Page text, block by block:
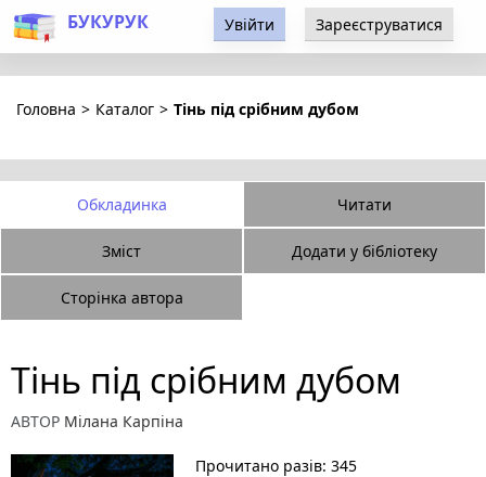
БУКУРУК Увійти Зареєструватися
Головна > Каталог > Тінь під срібним дубом
Обкладинка Читати
Зміст Додати у бібліотеку
Сторінка автора
Тінь під срібним дубом
АВТОР Мілана Карпіна
Прочитано разів: 345